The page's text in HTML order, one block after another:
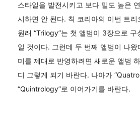
스타일을 발전시키고 보다 밀도 높은
시하면 안 된다. 칙 코리아의 이번 트리
원래 “Trilogy”는 첫 앨범이 3장으로
일 것이다. 그런데 두 번째 앨범이 나왔
미를 제대로 반영하려면 새로운 앨범
디 그렇게 되기 바란다. 나아가
“Quintrology”로 이어가기를 바란다.